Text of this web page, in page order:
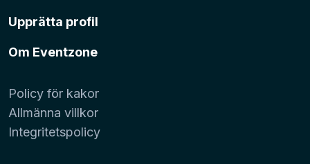
Upprätta profil
Om Eventzone
Policy för kakor
Allmänna villkor
Integritetspolicy